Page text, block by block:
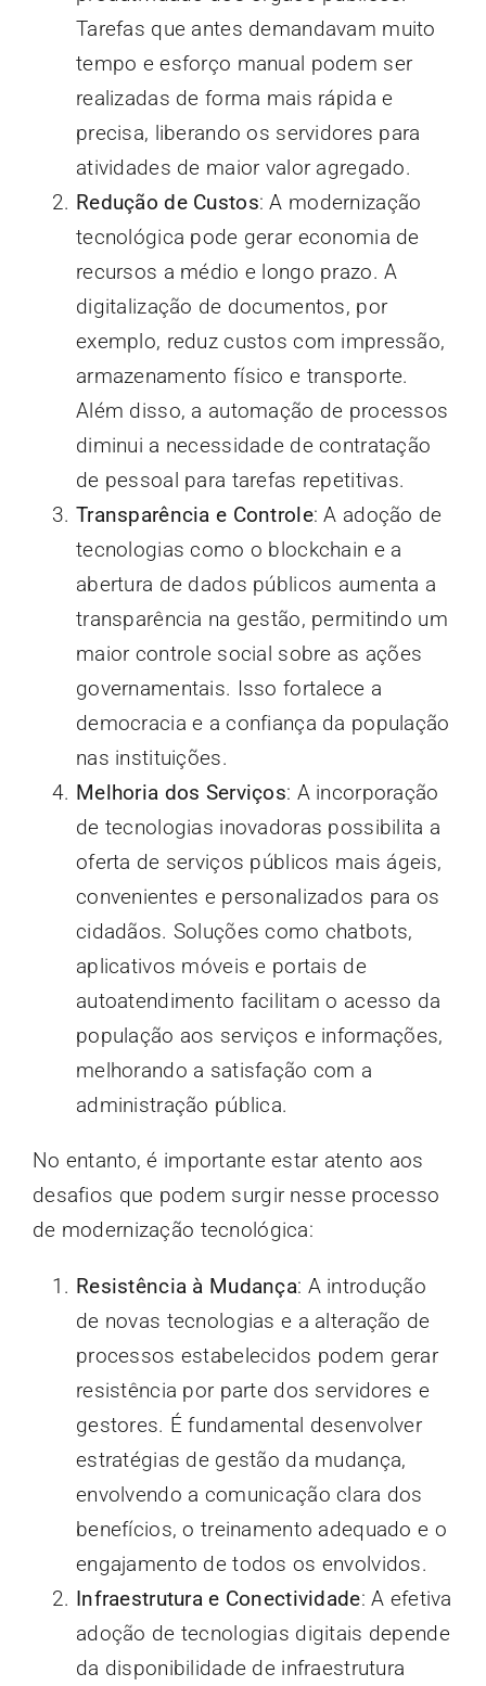
Tarefas que antes demandavam muito
tempo e esforço manual podem ser
realizadas de forma mais rápida e
precisa, liberando os servidores para
atividades de maior valor agregado.
Redução de Custos: A modernização
tecnológica pode gerar economia de
recursos a médio e longo prazo. A
digitalização de documentos, por
exemplo, reduz custos com impressão,
armazenamento físico e transporte.
Além disso, a automação de processos
diminui a necessidade de contratação
de pessoal para tarefas repetitivas.
Transparência e Controle: A adoção de
tecnologias como o blockchain e a
abertura de dados públicos aumenta a
transparência na gestão, permitindo um
maior controle social sobre as ações
governamentais. Isso fortalece a
democracia e a confiança da população
nas instituições.
Melhoria dos Serviços: A incorporação
de tecnologias inovadoras possibilita a
oferta de serviços públicos mais ágeis,
convenientes e personalizados para os
cidadãos. Soluções como chatbots,
aplicativos móveis e portais de
autoatendimento facilitam o acesso da
população aos serviços e informações,
melhorando a satisfação com a
administração pública.
No entanto, é importante estar atento aos
desafios que podem surgir nesse processo
de modernização tecnológica:
Resistência à Mudança: A introdução
de novas tecnologias e a alteração de
processos estabelecidos podem gerar
resistência por parte dos servidores e
gestores. É fundamental desenvolver
estratégias de gestão da mudança,
envolvendo a comunicação clara dos
benefícios, o treinamento adequado e o
engajamento de todos os envolvidos.
Infraestrutura e Conectividade: A efetiva
adoção de tecnologias digitais depende
da disponibilidade de infraestrutura